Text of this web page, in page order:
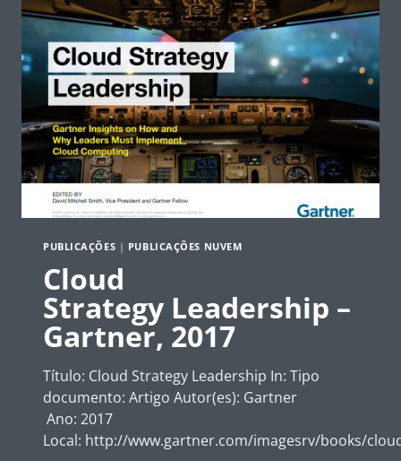
CLOUD
COMPUTING
ADOPTION
–
NIST
PUBLICAÇÕES | PUBLICAÇÕES NUVEM
Cloud
Strategy Leadership –
Gartner, 2017
Título: Cloud Strategy Leadership In: Tipo
documento: Artigo Autor(es): Gartner
Ano: 2017
Local: http://www.gartner.com/imagesrv/books/